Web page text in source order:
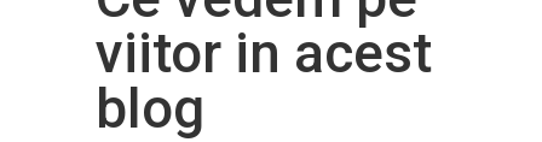
viitor in acest
blog